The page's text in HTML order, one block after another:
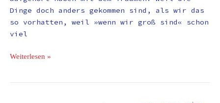
Dinge doch anders gekommen sind, als wir das
so vorhatten, weil »wenn wir groß sind« schon
viel
Weiterlesen »